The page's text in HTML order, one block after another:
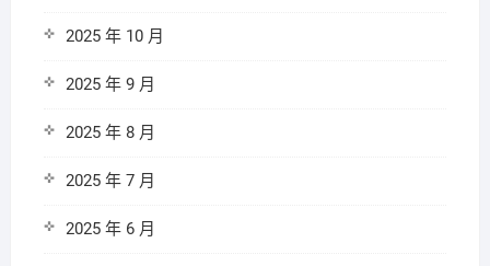
2025 年 10 月
2025 年 9 月
2025 年 8 月
2025 年 7 月
2025 年 6 月